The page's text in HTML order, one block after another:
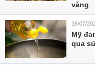
vàng
16/07/
Mỹ
qua